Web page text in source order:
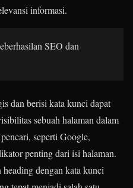
informasi.
SEO dan
dan berisi kata kunci dapat
sebuah halaman dalam
seperti Google,
penting dari isi halaman.
dengan kata kunci